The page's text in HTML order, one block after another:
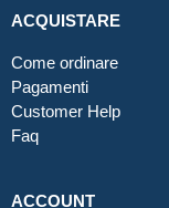
ACQUISTARE
Come ordinare
Pagamenti
Customer Help
Faq
ACCOUNT